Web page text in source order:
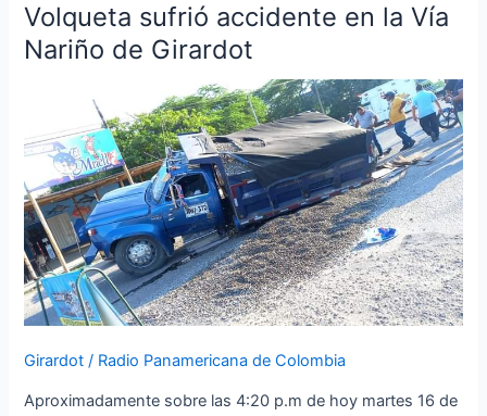
Volqueta sufrió accidente en la Vía
Nariño de Girardot
Girardot / Radio Panamericana de Colombia
Aproximadamente sobre las 4:20 p.m de hoy martes 16 de
Volqueta
sufrió
accidente
Vía
Nariño
de
Girardot